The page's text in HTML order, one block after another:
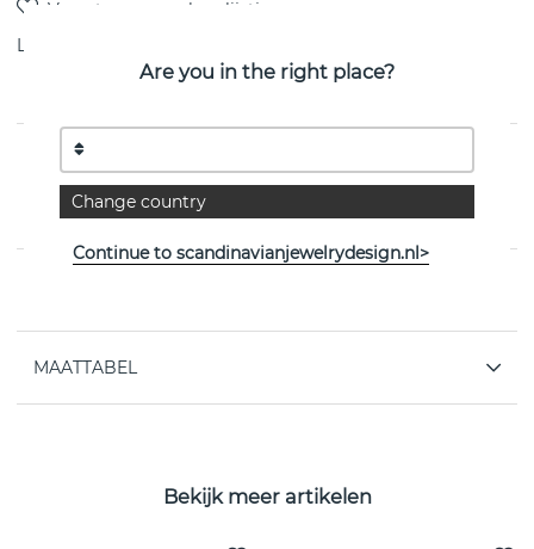
Levering:
PRODUCTOMSCHRIJVING
Plain & Signature Thin is een sterling zilveren van het
Zweedse Efva Attling
MAATTABEL
Bekijk meer artikelen
Are you in the right place?
Change country
Continue to scandinavianjewelrydesign.nl>